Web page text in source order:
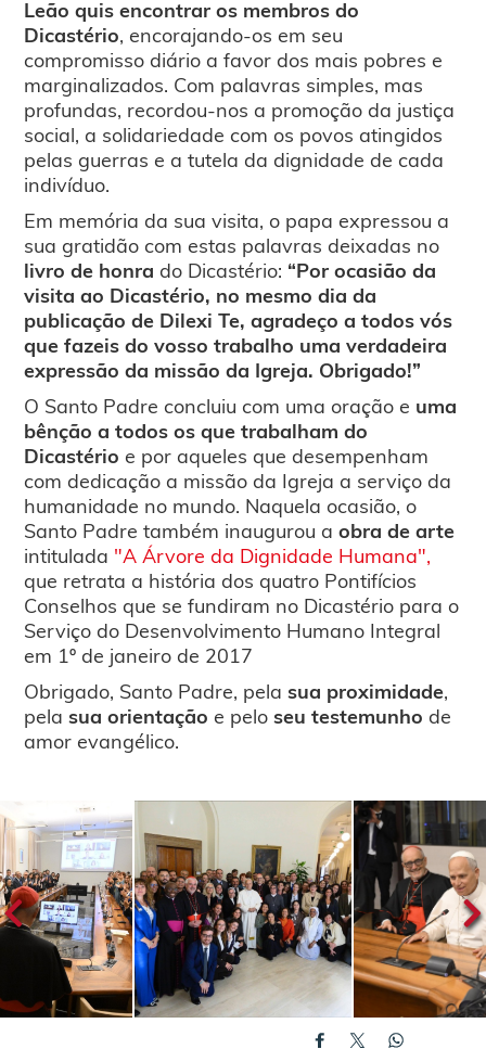
Leão quis encontrar os membros do
Dicastério, encorajando-os em seu
compromisso diário a favor dos mais pobres e
marginalizados. Com palavras simples, mas
profundas, recordou-nos a promoção da justiça
social, a solidariedade com os povos atingidos
pelas guerras e a tutela da dignidade de cada
indivíduo.
Em memória da sua visita, o papa expressou a
sua gratidão com estas palavras deixadas no
livro de honra do Dicastério: “Por ocasião da
visita ao Dicastério, no mesmo dia da
publicação de Dilexi Te, agradeço a todos vós
que fazeis do vosso trabalho uma verdadeira
expressão da missão da Igreja. Obrigado!”
O Santo Padre concluiu com uma oração e uma
bênção a todos os que trabalham do
Dicastérioe por aqueles que desempenham
com dedicação a missão da Igreja a serviço da
humanidade no mundo. Naquela ocasião, o
Santo Padre também inaugurou aobra de arte
intitulada "A Árvore da Dignidade Humana",
que retrata a história dos quatro Pontifícios
Conselhos que se fundiram no Dicastério para o
Serviço do Desenvolvimento Humano Integral
em 1º de janeiro de 2017
Obrigado, Santo Padre, pelasua proximidade,
pelasua orientação e peloseu testemunho de
amor evangélico.